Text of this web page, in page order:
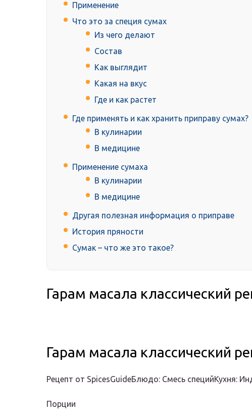
Применение
Что это за специя сумах
Из чего делают
Состав
Как выглядит
Какая на вкус
Где и как растет
Где применять и как хранить приправу сумах?
В кулинарии
В медицине
Применение сумаха
В кулинарии
В медицине
Другая полезная информация о приправе
История пряности
Сумак – что же это такое?
Гарам масала классический
Гарам масала классический
Рецепт от SpicesGuideБлюдо: Смесь специйКухня:
Порции